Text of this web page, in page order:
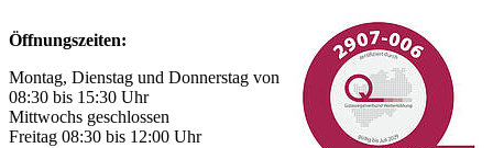
Öffnungszeiten:
Montag, Dienstag und Donnerstag von
08:30 bis 15:30 Uhr
Mittwochs geschlossen
Freitag 08:30 bis 12:00 Uhr